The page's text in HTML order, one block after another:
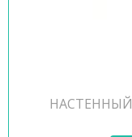
НАСТЕННЫЙ